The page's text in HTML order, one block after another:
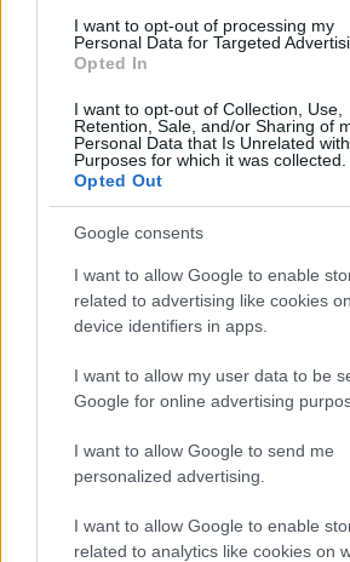
I want to opt-out of processing my
Personal Data for Targeted
Opted In
I want to opt-out of Collection, Use,
Retention, Sale, and/or Sharing of
Personal Data that Is Unrelated
Purposes for which it was collected.
Opted Out
Google consents
I want to allow Google to enable
related to advertising like cookies
device identifiers in apps.
I want to allow my user data to be
Google for online advertising
I want to allow Google to send me
personalized advertising.
I want to allow Google to enable
related to analytics like cookies on
ημέρες που οι εργαζόμενοι
από την εργασία τους (π.χ. με
Ειδικά, ως προς τηναπουσίατων
λόγω ασθένειας, στο διάστημα
δώρου Πάσχα συνυπολογίζονται
ασθενείας», δηλαδή ο χρόνος
οποίο δεν καταβάλλεται επίδομα
αφαιρούνται τα διαστήματα που
τον ασφαλιστικό φορέα επίδομα
ΑΣΕΠ: Πιστοποίηση
μόνο 2 ημέρες στα χέρια